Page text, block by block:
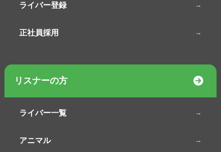
ライバー登録
正社員採用
リスナーの方
ライバー一覧
アニマル